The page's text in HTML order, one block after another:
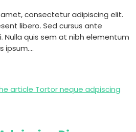
consectetur adipiscing elit.
libero. Sed cursus ante
Nulla quis sem at nibh elementum
ipsum.…